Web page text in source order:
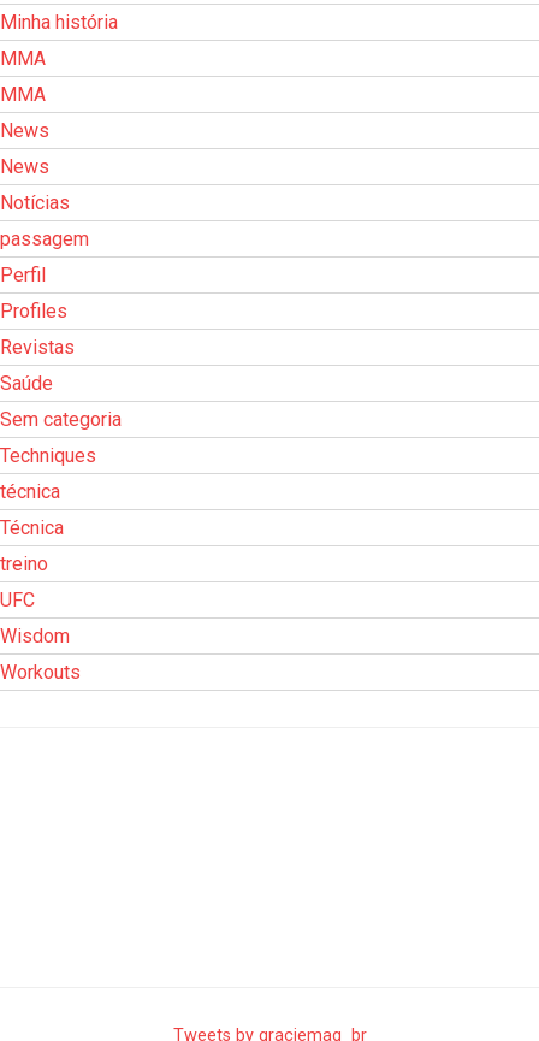
Minha história
MMA
MMA
News
News
Notícias
passagem
Perfil
Profiles
Revistas
Saúde
Sem categoria
Techniques
técnica
Técnica
treino
UFC
Wisdom
Workouts
Tweets by graciemag_br